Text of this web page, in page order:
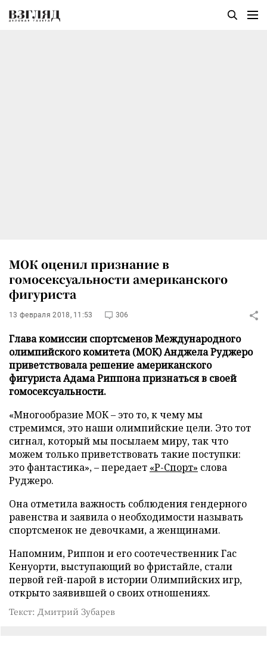
МОК оценил признание в
гомосексуальности американского
фигуриста
13 февраля 2018, 11:53 306
Глава комиссии спортсменов Международного
олимпийского комитета (МОК) Анджела Руджеро
приветствовала решение американского
фигуриста Адама Риппона признаться в своей
гомосексуальности.
«Многообразие МОК – это то, к чему мы
стремимся, это наши олимпийские цели. Это тот
сигнал, который мы посылаем миру, так что
можем только приветствовать такие поступки:
это фантастика», – передает «Р-Спорт» слова
Руджеро.
Она отметила важность соблюдения гендерного
равенства и заявила о необходимости называть
спортсменок не девочками, а женщинами.
Напомним, Риппон и его соотечественник Гас
Кенуорти, выступающий во фристайле, стали
первой гей-парой в истории Олимпийских игр,
открыто заявившей о своих отношениях.
Текст: Дмитрий Зубарев